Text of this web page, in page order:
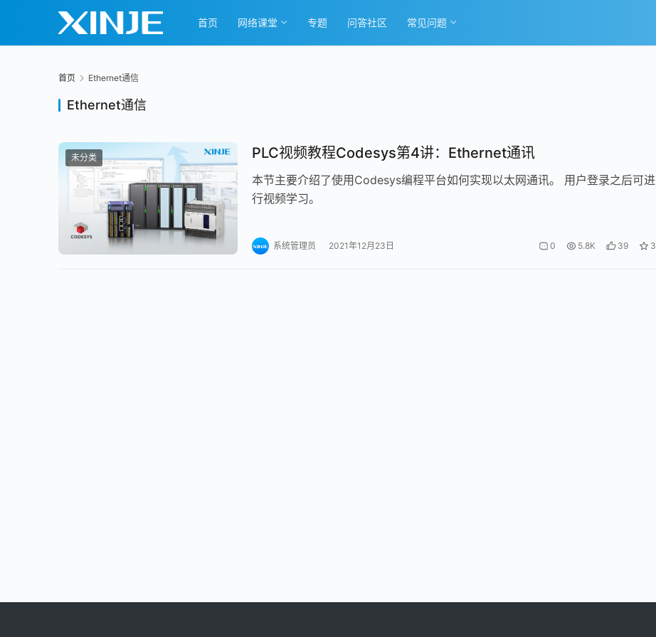
首页 网络课堂 专题 问答社区 常见问题
首页 Ethernet通信
Ethernet通信
未分类 PLC视频教程Codesys第4讲：Ethernet通讯
本节主要介绍了使用Codesys编程平台如何实现以太网通讯。 用户登录之后可进
行视频学习。
系统管理员 2021年12月23日 0 5.8K 39 3